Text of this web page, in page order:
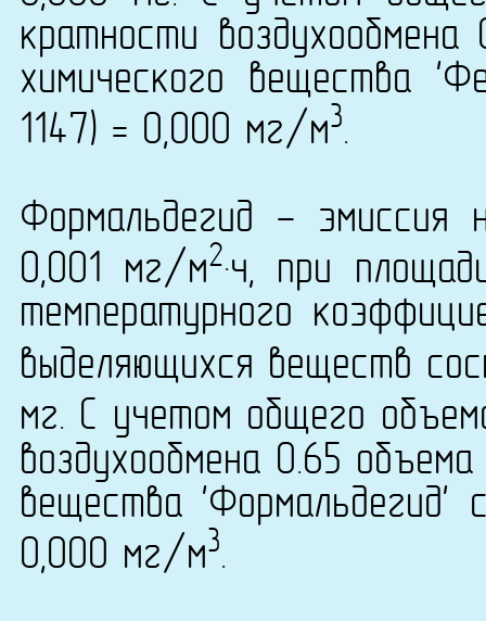
кратности
химического вещества
1147) = 0,000 мг/м3.
Формальдегид - эмиссия
0,001 мг/м2·ч, при
температурного
выделяющихся веществ
мг. С учетом общего
воздухообмена 0.65
вещества
0,000 мг/м3.